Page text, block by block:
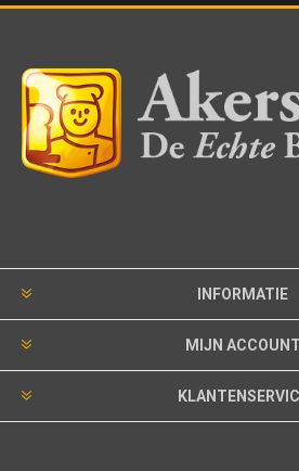
INFORMATIE
MIJN ACCOUNT